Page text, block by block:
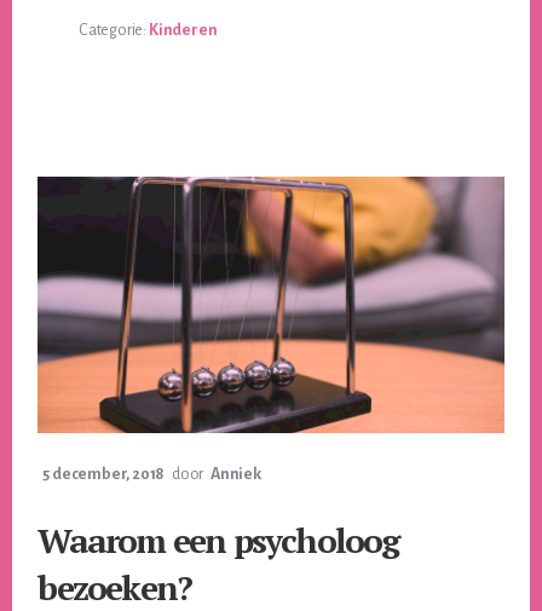
MOET
GEBOORTEKAARTJES
Categorie: Kinderen
5 december, 2018 door Anniek
Waarom een psycholoog
bezoeken?